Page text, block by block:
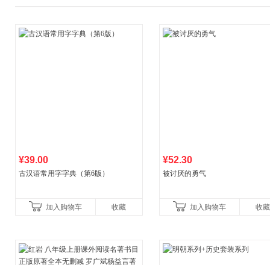
¥39.00
古汉语常用字字典（第6版）
加入购物车 收藏
¥52.30
被讨厌的勇气
加入购物车 收藏